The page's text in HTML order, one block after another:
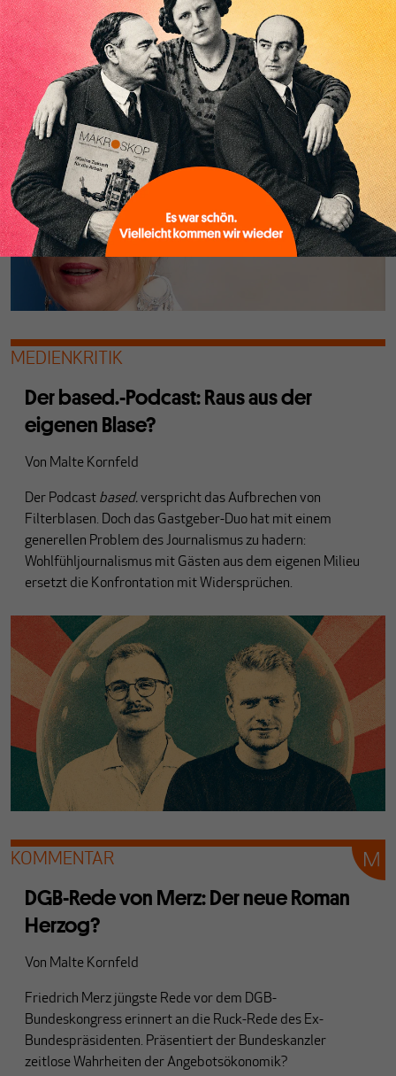
Brüssel zögert, warnt die EZB bereits vor einer zu
expansiven Haushaltspolitik. Dabei hätte die Zentralbank
Instrumente, um den Anstieg der Staatsschuldenquote zu
bremsen.
MEDIENKRITIK
Der based.-Podcast: Raus aus der
eigenen Blase?
Von Malte Kornfeld
Der Podcast based.verspricht das Aufbrechen von
Filterblasen. Doch das Gastgeber-Duo hat mit einem
generellen Problem des Journalismus zu hadern:
Wohlfühljournalismus mit Gästen aus dem eigenen Milieu
ersetzt die Konfrontation mit Widersprüchen.
KOMMENTAR
DGB-Rede von Merz: Der neue Roman
Herzog?
Von Malte Kornfeld
Friedrich Merz jüngste Rede vor dem DGB-
Bundeskongress erinnert an die Ruck-Rede des Ex-
Bundespräsidenten. Präsentiert der Bundeskanzler
zeitlose Wahrheiten der Angebotsökonomik?